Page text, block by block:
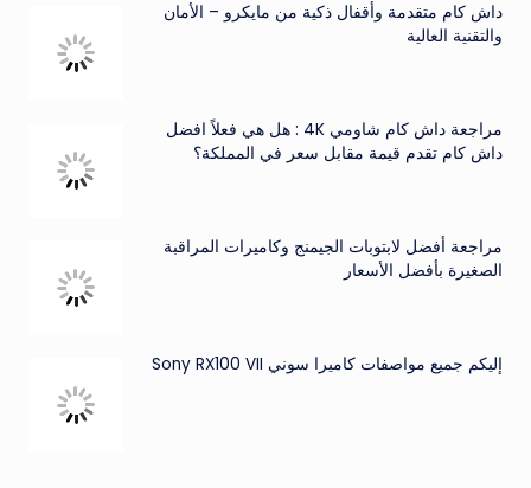
داش كام متقدمة وأقفال ذكية من مايكرو – الأمان
والتقنية العالية
مراجعة داش كام شاومي 4K : هل هي فعلاً افضل
داش كام تقدم قيمة مقابل سعر في المملكة؟
مراجعة أفضل لابتوبات الجيمنج وكاميرات المراقبة
الصغيرة بأفضل الأسعار
إليكم جميع مواصفات كاميرا سوني Sony RX100 VII